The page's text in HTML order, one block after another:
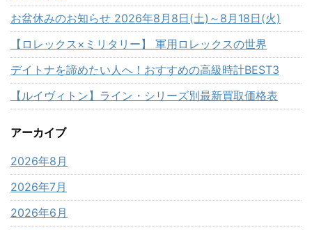
お盆休みのお知らせ 2026年8月8日(土)～8月18日(火)
【ロレックス×ミリタリー】 軍用ロレックスの世界
デイトナを諦めたい人へ！おすすめの高級時計BEST3
【ルイヴィトン】ライン・シリーズ別最新買取価格表
アーカイブ
2026年8月
2026年7月
2026年6月